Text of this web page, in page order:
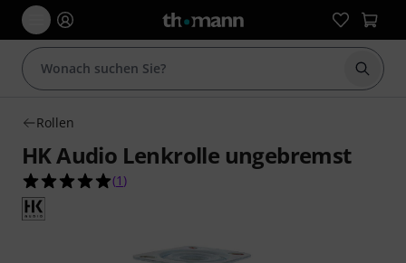
Suche
Rollen
HK Audio Lenkrolle ungebremst
5.0 von 5 Sternen aus 1 Kundenbewertungen
(1 )